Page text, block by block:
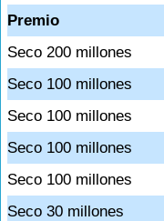
Premio
Seco 200 millones
Seco 100 millones
Seco 100 millones
Seco 100 millones
Seco 100 millones
Seco 30 millones